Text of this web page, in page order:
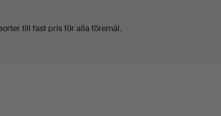
till fast pris för alla föremål.